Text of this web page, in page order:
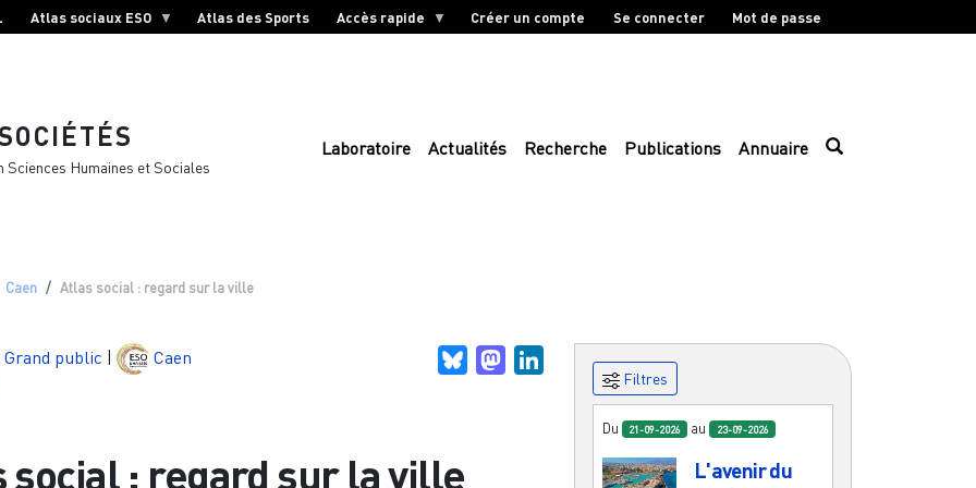
Atlas sociaux ESO Atlas des Sports Accès rapide Créer un compte Se connecter Mot de passe
Humaines et Sociales
Laboratoire Actualités Recherche Publications Annuaire
Caen Atlas social : regard sur la ville
Grand public |
Caen
BlueskyMastodonLinkedIn
social : regard sur la ville
Filtres
Du 21-09-2026 au 23-09-2026
L'avenir du